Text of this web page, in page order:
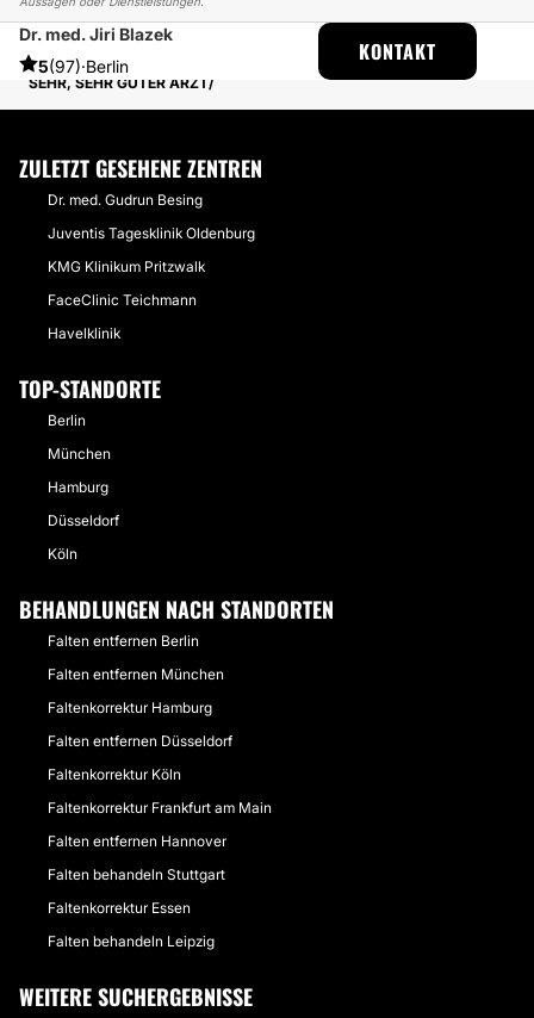
Dr. med. Jiri Blazek
5(97)·Berlin
KONTAKT
ESTHETICON
ERFAHRUNGSBERICHTE
ERFAHRUNGSBERICHTE ÜBER FALTENBEHANDLUNG
SEHR, SEHR GUTER ARZT
ZULETZT GESEHENE ZENTREN
Dr. med. Gudrun Besing
Juventis Tagesklinik Oldenburg
KMG Klinikum Pritzwalk
FaceClinic Teichmann
Havelklinik
TOP-STANDORTE
Berlin
München
Hamburg
Düsseldorf
Köln
BEHANDLUNGEN NACH STANDORTEN
Falten entfernen Berlin
Falten entfernen München
Faltenkorrektur Hamburg
Falten entfernen Düsseldorf
Faltenkorrektur Köln
Faltenkorrektur Frankfurt am Main
Falten entfernen Hannover
Falten behandeln Stuttgart
Faltenkorrektur Essen
Falten behandeln Leipzig
WEITERE SUCHERGEBNISSE